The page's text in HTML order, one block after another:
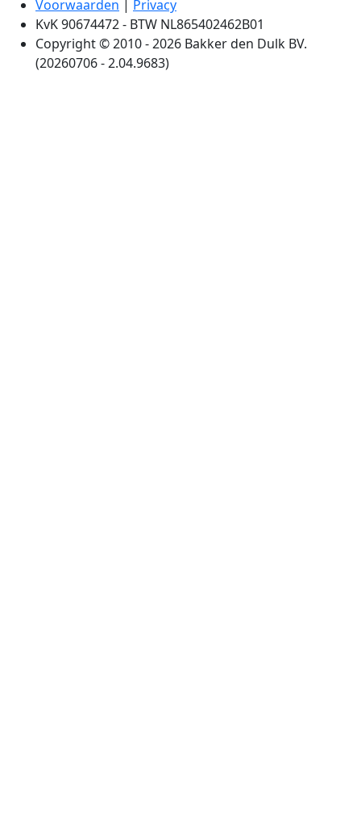
Voorwaarden
Privacy
KvK 90674472 - BTW NL865402462B01
Copyright © 2010 - 2026 Bakker den Dulk BV.
(20260706 - 2.04.9683)